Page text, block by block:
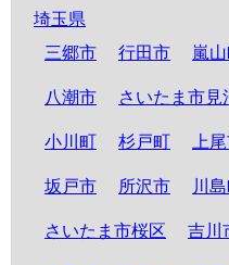
埼玉県
三郷市
行田市 嵐
八潮市 さいたま市見
小川町 杉戸町 上
坂戸市 所沢市 川
さいたま市桜区 吉川